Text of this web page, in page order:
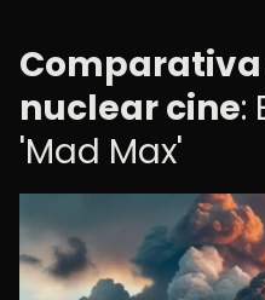
nuclear cine:
'Mad Max'